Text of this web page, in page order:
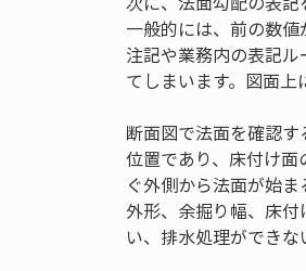
一般的には、前の数
注記や業務内の表記
てしまいます。図面
断面図で法面を確認
位置であり、床付け
ぐ外側から法面が始
外形、余掘り幅、床
い、排水処理ができ